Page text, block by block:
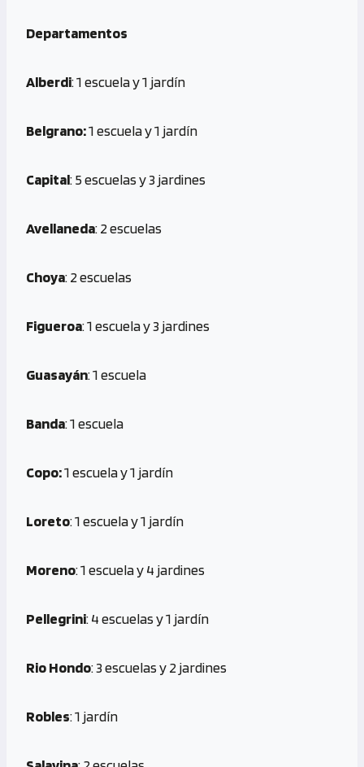
Departamentos
Alberdi: 1 escuela y 1 jardín
Belgrano:1 escuela y 1 jardín
Capital: 5 escuelas y 3 jardines
Avellaneda: 2 escuelas
Choya: 2 escuelas
Figueroa: 1 escuela y 3 jardines
Guasayán: 1 escuela
Banda: 1 escuela
Copo:1 escuela y 1 jardín
Loreto: 1 escuela y 1 jardín
Moreno: 1 escuela y 4 jardines
Pellegrini: 4 escuelas y 1 jardín
Rio Hondo: 3 escuelas y 2 jardines
Robles: 1 jardín